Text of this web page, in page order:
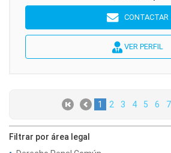
CONTACTAR
VER PERFIL
1 2 3 4 5 6 7
Filtrar por área legal